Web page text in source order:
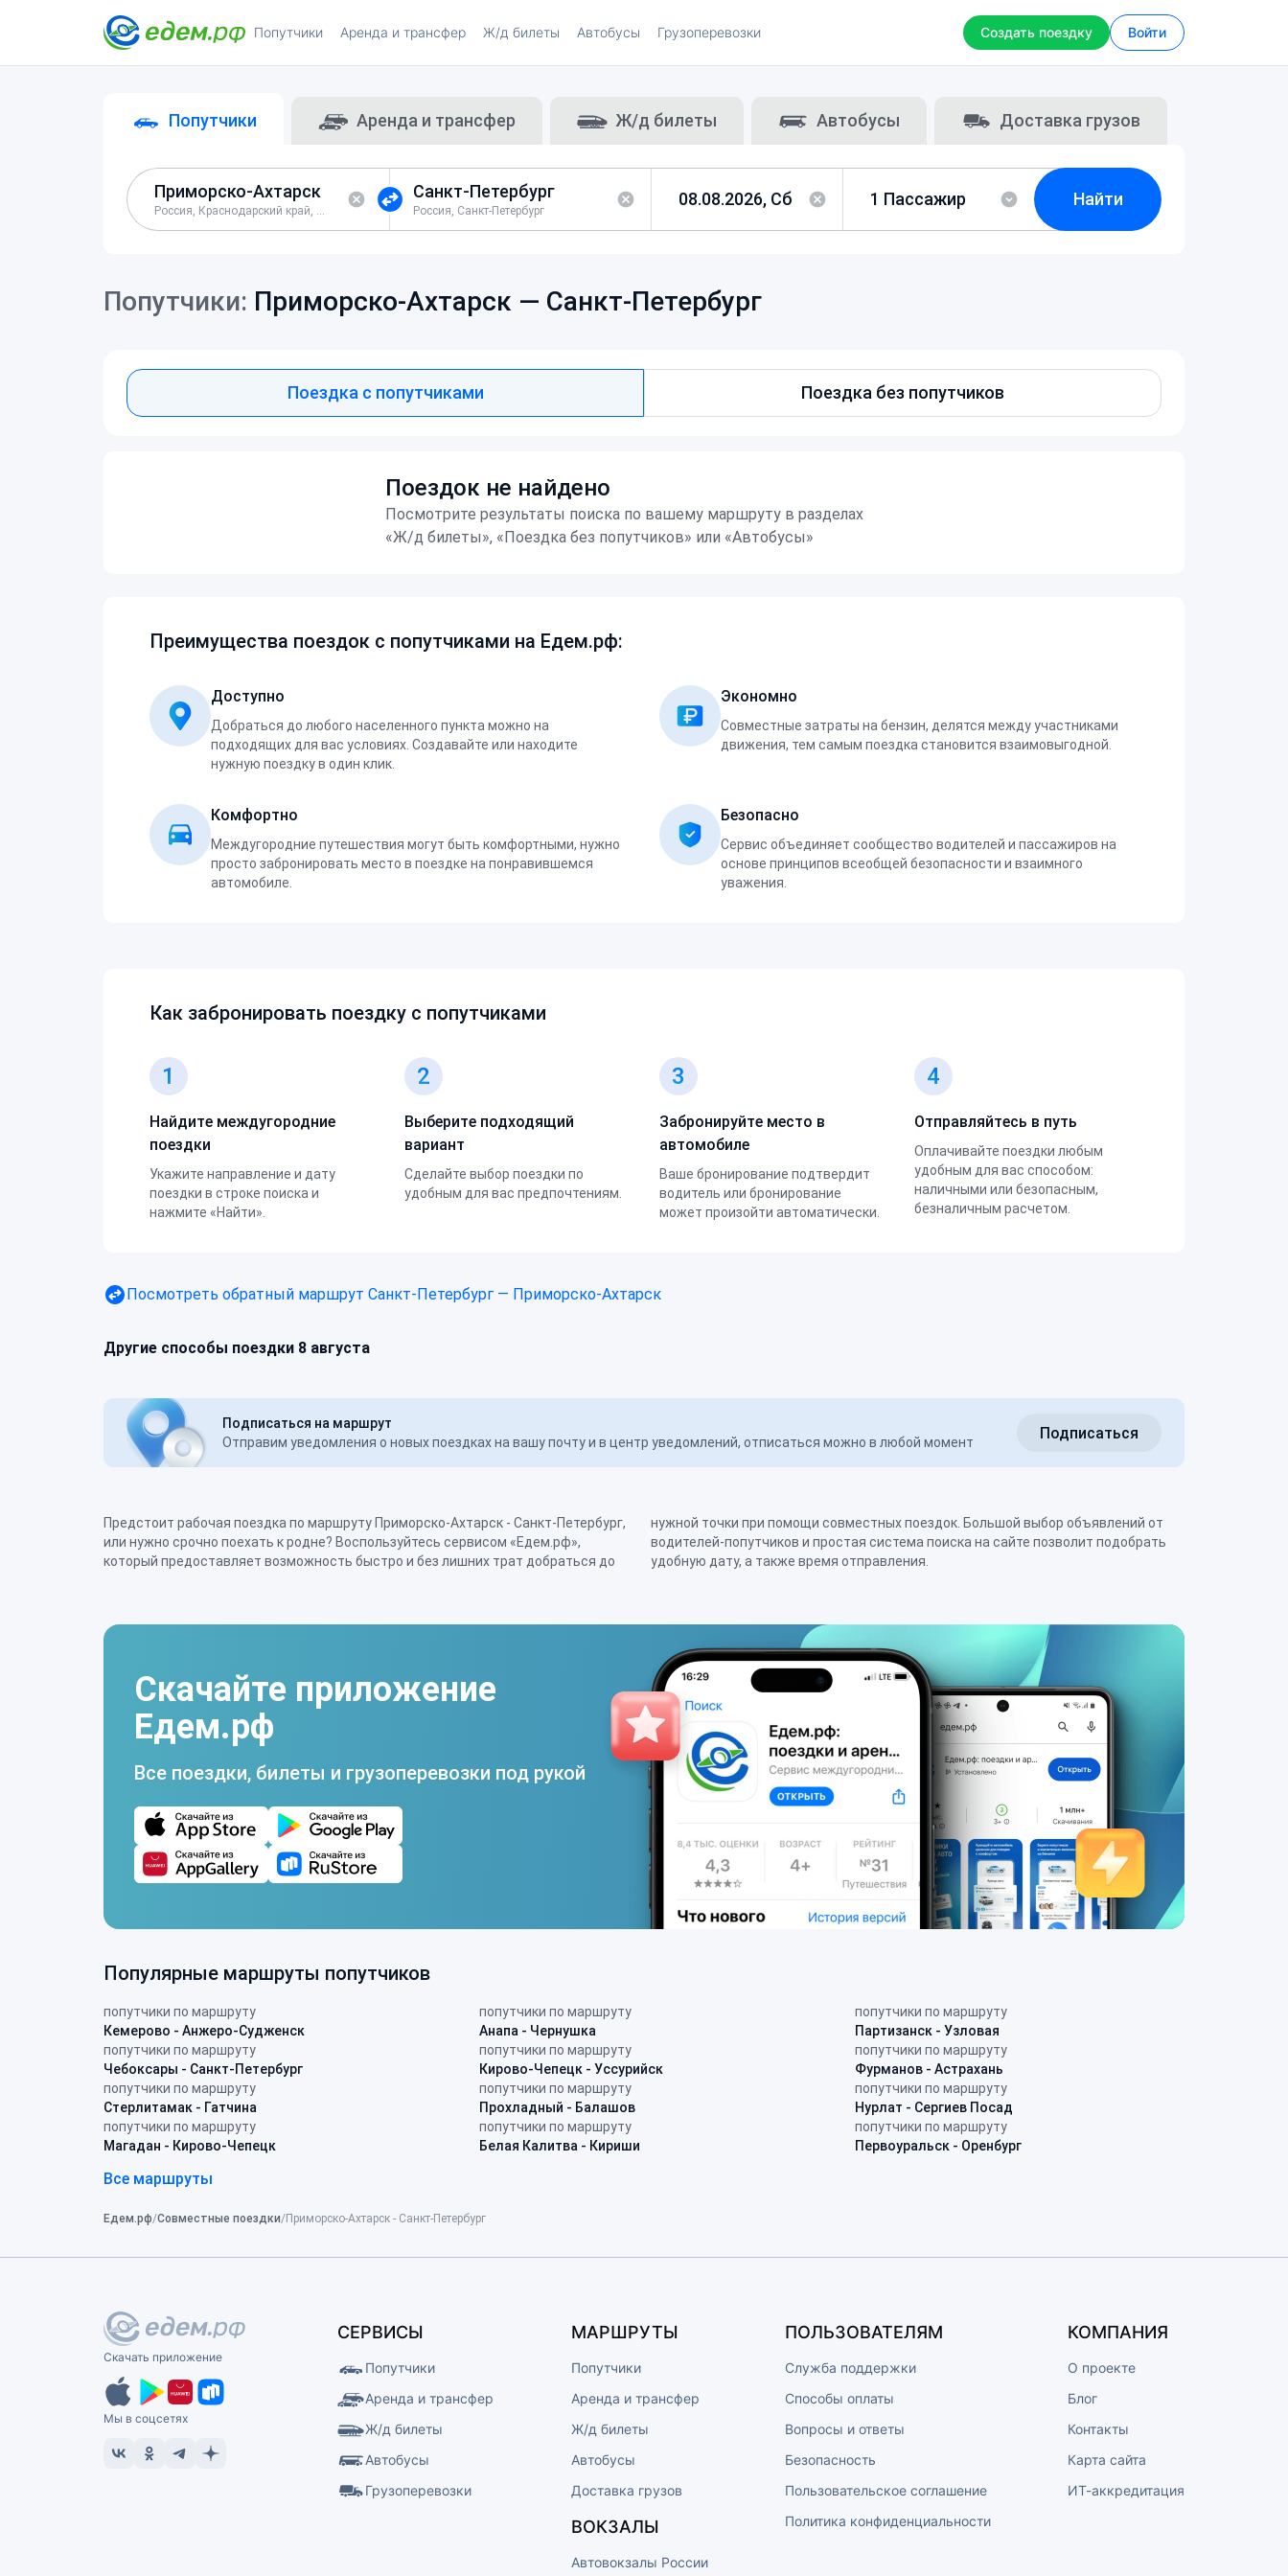
Попутчики Аренда и трансфер Ж/д билеты Автобусы Грузоперевозки Создать поездку Войти
Попутчики Аренда и трансфер Ж/д билеты Автобусы Доставка грузов
Россия, Краснодарский край, Приморско-Ахтарский район Россия, Санкт-Петербург
Найти
Попутчики: Приморско-Ахтарск — Санкт-Петербург
Поездка с попутчиками Поездка без попутчиков
Поездок не найдено
Посмотрите результаты поиска по вашему маршруту в разделах
«Ж/д билеты», «Поездка без попутчиков» или «Автобусы»
Преимущества поездок с попутчиками на Едем.рф:
Доступно
Добраться до любого населенного пункта можно на
подходящих для вас условиях. Создавайте или находите
нужную поездку в один клик.
Экономно
Совместные затраты на бензин, делятся между участниками
движения, тем самым поездка становится взаимовыгодной.
Комфортно
Междугородние путешествия могут быть комфортными, нужно
просто забронировать место в поездке на понравившемся
автомобиле.
Безопасно
Сервис объединяет сообщество водителей и пассажиров на
основе принципов всеобщей безопасности и взаимного
уважения.
Как забронировать поездку с попутчиками
1
Найдите междугородние
поездки
Укажите направление и дату
поездки в строке поиска и
нажмите «Найти».
2
Выберите подходящий
вариант
Сделайте выбор поездки по
удобным для вас предпочтениям.
3
Забронируйте место в
автомобиле
Ваше бронирование подтвердит
водитель или бронирование
может произойти автоматически.
4
Отправляйтесь в путь
Оплачивайте поездки любым
удобным для вас способом:
наличными или безопасным,
безналичным расчетом.
Посмотреть обратный маршрут Санкт-Петербург — Приморско-Ахтарск
Другие способы поездки 8 августа
Подписаться на маршрут
Отправим уведомления о новых поездках на вашу почту и в центр уведомлений, отписаться можно в любой момент
Подписаться
Предстоит рабочая поездка по маршруту Приморско-Ахтарск - Санкт-Петербург,
или нужно срочно поехать к родне? Воспользуйтесь сервисом «Едем.рф»,
который предоставляет возможность быстро и без лишних трат добраться до
нужной точки при помощи совместных поездок. Большой выбор объявлений от
водителей-попутчиков и простая система поиска на сайте позволит подобрать
удобную дату, а также время отправления.
Скачайте приложение
Едем.рф
Все поездки, билеты и грузоперевозки под рукой
Популярные маршруты попутчиков
попутчики по маршруту
Кемерово - Анжеро-Судженск
попутчики по маршруту
Чебоксары - Санкт-Петербург
попутчики по маршруту
Стерлитамак - Гатчина
попутчики по маршруту
Магадан - Кирово-Чепецк
попутчики по маршруту
Анапа - Чернушка
попутчики по маршруту
Кирово-Чепецк - Уссурийск
попутчики по маршруту
Прохладный - Балашов
попутчики по маршруту
Белая Калитва - Кириши
попутчики по маршруту
Партизанск - Узловая
попутчики по маршруту
Фурманов - Астрахань
попутчики по маршруту
Нурлат - Сергиев Посад
попутчики по маршруту
Первоуральск - Оренбург
Все маршруты
Едем.рф Совместные поездки Приморско-Ахтарск - Санкт-Петербург
Скачать приложение
Мы в соцсетях
СЕРВИСЫ
Попутчики
Аренда и трансфер
Ж/д билеты
Автобусы
Грузоперевозки
МАРШРУТЫ
Попутчики
Аренда и трансфер
Ж/д билеты
Автобусы
Доставка грузов
ВОКЗАЛЫ
Автовокзалы России
ПОЛЬЗОВАТЕЛЯМ
Служба поддержки
Способы оплаты
Вопросы и ответы
Безопасность
Пользовательское соглашение
Политика конфиденциальности
КОМПАНИЯ
О проекте
Блог
Контакты
Карта сайта
ИТ-аккредитация